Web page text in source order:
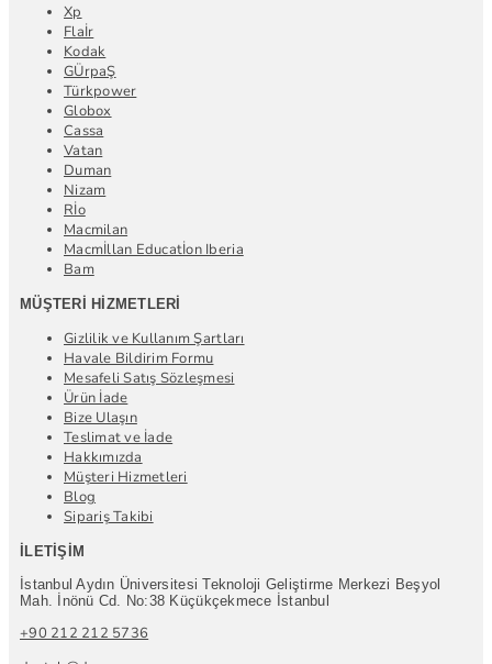
Xp
Flaİr
Kodak
GÜrpaŞ
Türkpower
Globox
Cassa
Vatan
Duman
Nizam
Rİo
Macmilan
Macmİllan Educatİon Iberia
Bam
MÜŞTERI HIZMETLERI
Gizlilik ve Kullanım Şartları
Havale Bildirim Formu
Mesafeli Satış Sözleşmesi
Ürün İade
Bize Ulaşın
Teslimat ve İade
Hakkımızda
Müşteri Hizmetleri
Blog
Sipariş Takibi
İLETIŞIM
İstanbul Aydın Üniversitesi Teknoloji Geliştirme Merkezi Beşyol
Mah. İnönü Cd. No:38 Küçükçekmece İstanbul
+90 212 212 5736